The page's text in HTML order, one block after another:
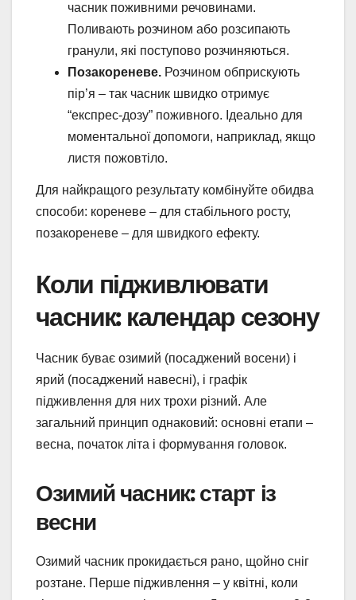
часник поживними речовинами.
Поливають розчином або розсипають
гранули, які поступово розчиняються.
Позакореневе. Розчином обприскують
пір’я – так часник швидко отримує
“експрес-дозу” поживного. Ідеально для
моментальної допомоги, наприклад, якщо
листя пожовтіло.
Для найкращого результату комбінуйте обидва
способи: кореневе – для стабільного росту,
позакореневе – для швидкого ефекту.
Коли підживлювати
часник: календар сезону
Часник буває озимий (посаджений восени) і
ярий (посаджений навесні), і графік
підживлення для них трохи різний. Але
загальний принцип однаковий: основні етапи –
весна, початок літа і формування головок.
Озимий часник: старт із
весни
Озимий часник прокидається рано, щойно сніг
розтане. Перше підживлення – у квітні, коли